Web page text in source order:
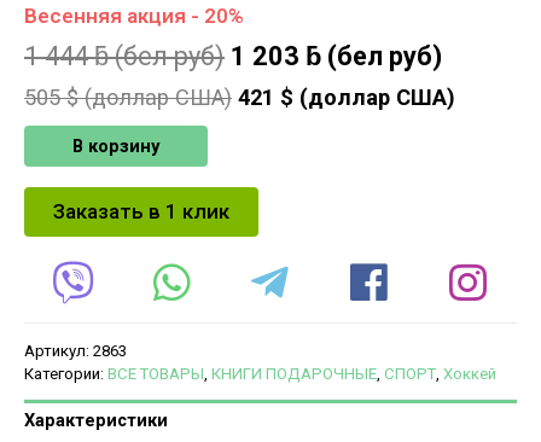
Весенняя акция - 20%
1 444ƃ(бел руб) 1 203 ƃ (бел руб)
505$ (доллар США) 421 $ (доллар США)
В корзину
Заказать в 1 клик
Артикул: 2863
Категории: ВСЕ ТОВАРЫ, КНИГИ ПОДАРОЧНЫЕ, СПОРТ, Хоккей
Характеристики